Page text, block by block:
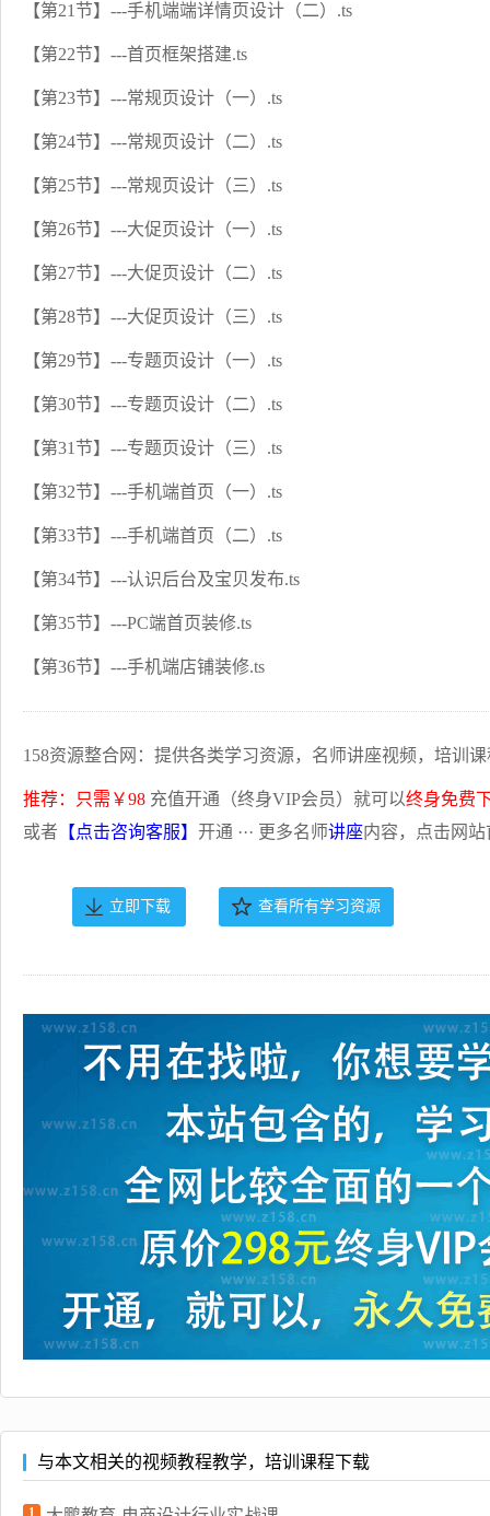
【第21节】---手机端端详情页设计（二）.ts
【第22节】---首页框架搭建.ts
【第23节】---常规页设计（一）.ts
【第24节】---常规页设计（二）.ts
【第25节】---常规页设计（三）.ts
【第26节】---大促页设计（一）.ts
【第27节】---大促页设计（二）.ts
【第28节】---大促页设计（三）.ts
【第29节】---专题页设计（一）.ts
【第30节】---专题页设计（二）.ts
【第31节】---专题页设计（三）.ts
【第32节】---手机端首页（一）.ts
【第33节】---手机端首页（二）.ts
【第34节】---认识后台及宝贝发布.ts
【第35节】---PC端首页装修.ts
【第36节】---手机端店铺装修.ts
158资源整合网：提供各类学习资源，名师讲座视频，培训
推荐：只需￥98 充值开通（终身VIP会员）就可以终身免费
或者 【点击咨询客服】 开通 ··· 更多名师讲座内容，点击网
立即下载 查看所有学习资源
与本文相关的视频教程教学，培训课程下载
1